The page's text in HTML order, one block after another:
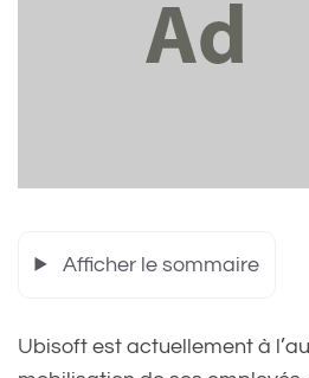
Afficher le sommaire
Ubisoft est actuellement à